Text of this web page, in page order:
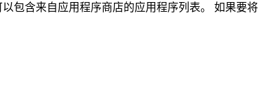
包含来自应用程序商店的应用程序列表。 如果要将